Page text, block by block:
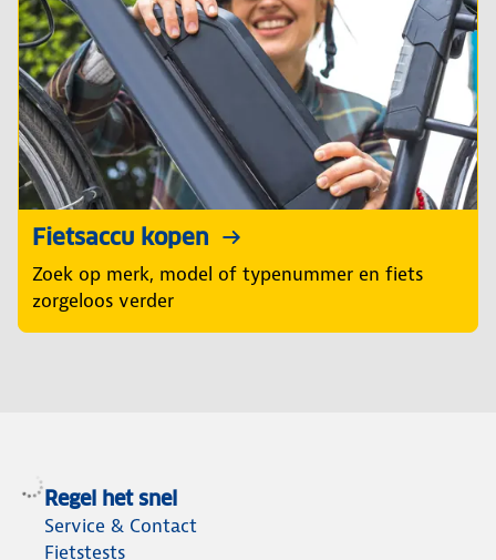
Fietsaccu kopen
Zoek op merk, model of typenummer en fiets
zorgeloos verder
Regel het snel
Service & Contact
Fietstests